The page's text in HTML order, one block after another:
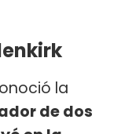
la
de dos